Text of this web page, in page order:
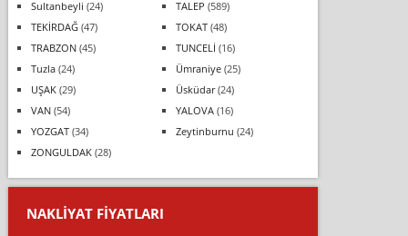
Sultanbeyli (24) TALEP (589)
TEKİRDAĞ(47) TOKAT(48)
TRABZON(45) TUNCELİ (16)
Tuzla(24) Ümraniye(25)
UŞAK(29) Üsküdar(24)
VAN(54) YALOVA(16)
YOZGAT(34) Zeytinburnu (24)
ZONGULDAK(28)
NAKLIYAT FIYATLARI